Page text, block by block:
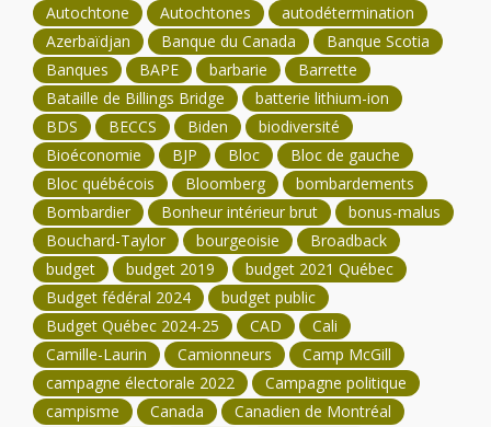
Autochtone Autochtones
autodétermination
Azerbaïdjan
Banque du Canada
Banque Scotia
Banques
BAPE barbarie
Barrette
Bataille de Billings Bridge
batterie lithium-ion
BDS
BECCS Biden
biodiversité
Bioéconomie
BJP Bloc
Bloc de gauche
Bloc québécois
Bloomberg
bombardements
Bombardier
Bonheur intérieur brut
bonus-malus
Bouchard-Taylor
bourgeoisie
Broadback
budget
budget 2019
budget 2021 Québec
Budget fédéral 2024
budget public
Budget Québec 2024-25
CAD
Cali
Camille-Laurin
Camionneurs
Camp McGill
campagne électorale 2022
Campagne politique
campisme
Canada
Canadien de Montréal